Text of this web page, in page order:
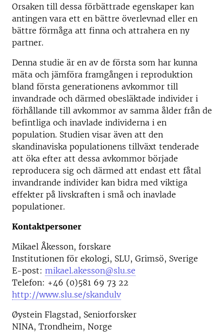
Orsaken till dessa förbättrade egenskaper kan
antingen vara ett en bättre överlevnad eller en
bättre förmåga att finna och attrahera en ny
partner.
Denna studie är en av de första som har kunna
mäta och jämföra framgången i reproduktion
bland första generationens avkommor till
invandrade och därmed obesläktade individer i
förhållande till avkommor av samma ålder från de
befintliga och inavlade individerna i en
population. Studien visar även att den
skandinaviska populationens tillväxt tenderade
att öka efter att dessa avkommor började
reproducera sig och därmed att endast ett fåtal
invandrande individer kan bidra med viktiga
effekter på livskraften i små och inavlade
populationer.
Kontaktpersoner
Mikael Åkesson, forskare
Institutionen för ekologi, SLU, Grimsö, Sverige
E-post: mikael.akesson@slu.se
Telefon: +46 (0)581 69 73 22
http://www.slu.se/skandulv
Øystein Flagstad, Seniorforsker
NINA, Trondheim, Norge